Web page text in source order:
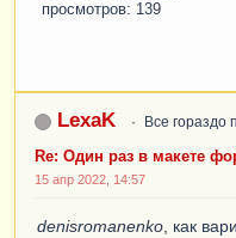
просмотров: 139
LexaK Все гораздо
Re: Один раз в макете
15 апр 2022, 14:57
denisromanenko , как